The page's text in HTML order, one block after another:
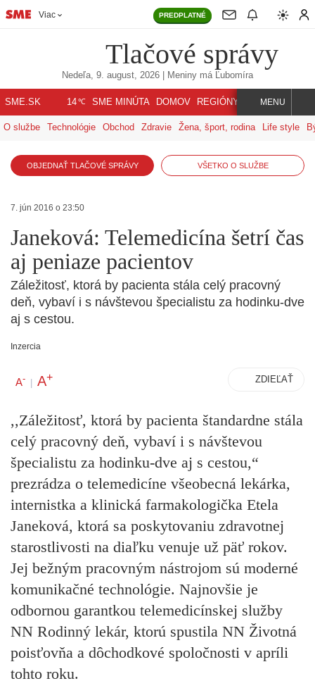
Viac PREDPLATNÉ
Tlačové správy
Nedeľa, 9. august, 2026 | Meniny má Ľubomíra
SME.SK 14℃ SME MINÚTA DOMOV REGIÓNY INDEX SVET
MENU
O službe Technológie Obchod Zdravie Žena, šport, rodina Life style
OBJEDNAŤ TLAČOVÉ SPRÁVY VŠETKO O SLUŽBE
7. jún 2016 o 23:50
Janeková: Telemedicína šetrí čas
aj peniaze pacientov
Záležitosť, ktorá by pacienta stála celý pracovný
deň, vybaví i s návštevou špecialistu za hodinku-dve
aj s cestou.
Inzercia
A- | A+ ZDIEĽAŤ
,,Záležitosť, ktorá by pacienta štandardne stála
celý pracovný deň, vybaví i s návštevou
špecialistu za hodinku-dve aj s cestou,“
prezrádza o telemedicíne všeobecná lekárka,
internistka a klinická farmakologička Etela
Janeková, ktorá sa poskytovaniu zdravotnej
starostlivosti na diaľku venuje už päť rokov.
Jej bežným pracovným nástrojom sú moderné
komunikačné technológie. Najnovšie je
odbornou garantkou telemedicínskej služby
NN Rodinný lekár, ktorú spustila NN Životná
poisťovňa a dôchodkové spoločnosti v apríli
tohto roku.